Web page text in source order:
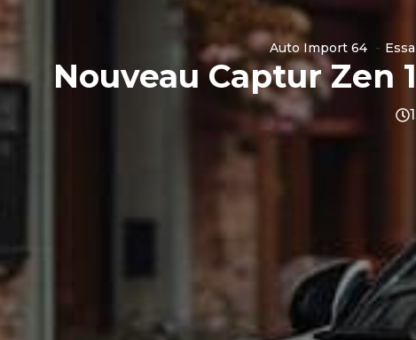
Auto Import 64
Nouveau Captur Zen